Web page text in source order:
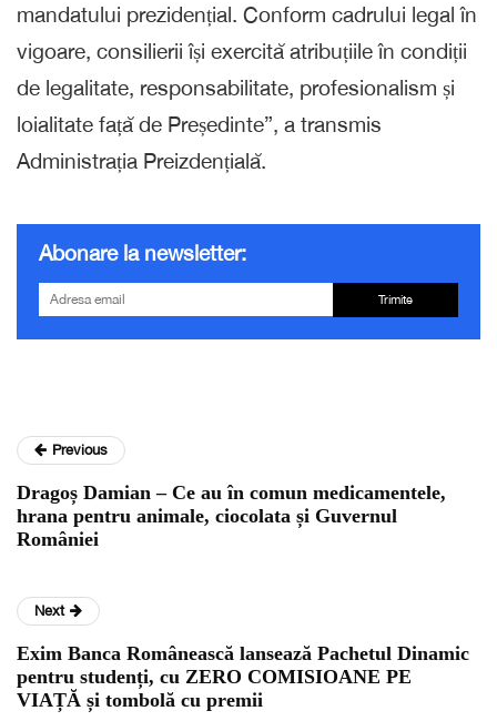
mandatului prezidențial. Conform cadrului legal în
vigoare, consilierii își exercită atribuțiile în condiții
de legalitate, responsabilitate, profesionalism și
loialitate față de Președinte”, a transmis
Administrația Preizdențială.
Abonare la newsletter:
Trimite
Previous
Dragoș Damian – Ce au în comun medicamentele,
hrana pentru animale, ciocolata și Guvernul
României
Next
Exim Banca Românească lansează Pachetul Dinamic
pentru studenți, cu ZERO COMISIOANE PE
VIAȚĂ și tombolă cu premii